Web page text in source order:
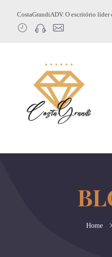
CostaGrandiADV. O escritório líder
Home